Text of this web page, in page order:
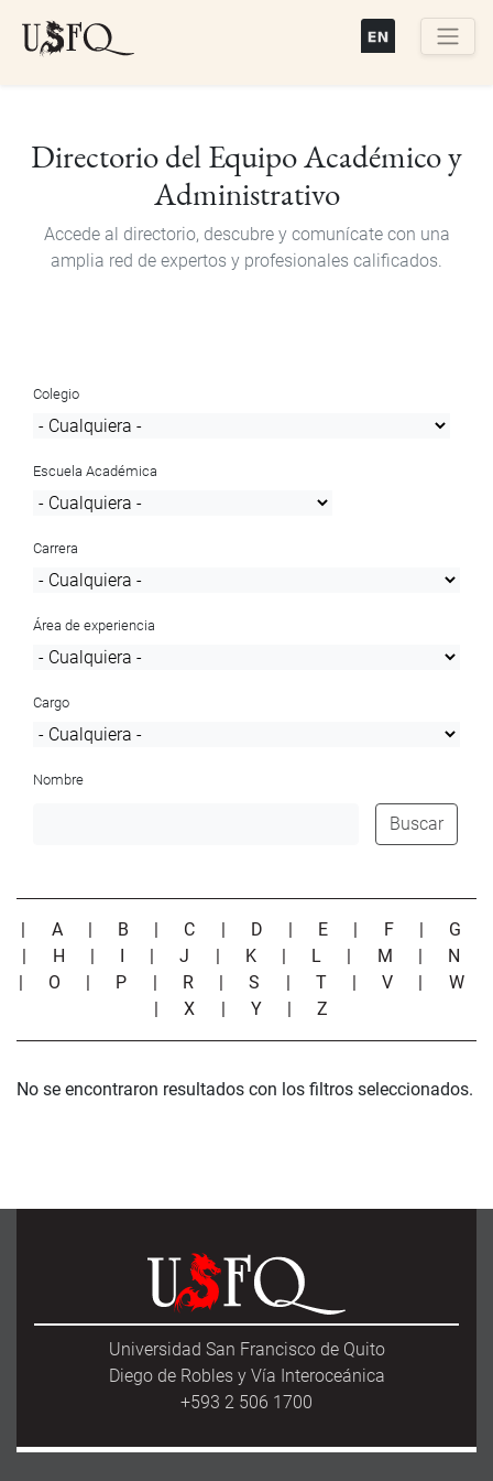
Directorio del Equipo Académico y
Administrativo
Accede al directorio, descubre y comunícate con una
amplia red de expertos y profesionales calificados.
Colegio
Escuela Académica
Carrera
Área de experiencia
Cargo
Nombre
Buscar
| A | B | C | D | E | F | G
| H | I |J | K | L | M | N
| O | P | R |S | T |V | W
|X | Y |Z
No se encontraron resultados con los filtros seleccionados.
Universidad San Francisco de Quito
Diego de Robles y Vía Interoceánica
+593 2 506 1700